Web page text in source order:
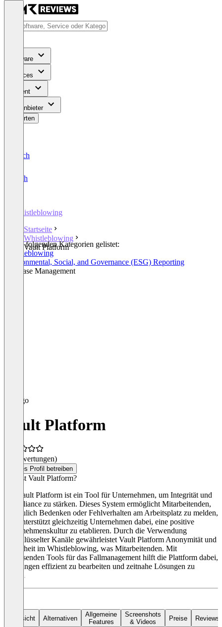
Software
Services
Content
Für Anbieter
Bewerten
Deutsch
English
Whistleblowing
Startseite
Whistleblowing
Vault Platform
In den folgenden Kategorien gelistet:
Whistleblowing
Environmental, Social, and Governance (ESG) Reporting
HR Case Management
Vault Platform
(0 Bewertungen)
Dieses Profil betreiben
Was ist Vault Platform?
Die Vault Platform ist ein Tool für Unternehmen, um Integrität und
Compliance zu stärken. Dieses System ermöglicht Mitarbeitenden,
vertraulich Bedenken oder Fehlverhalten am Arbeitsplatz zu melden,
und unterstützt gleichzeitig Unternehmen dabei, eine positive
Unternehmenskultur zu etablieren. Durch die Verwendung
verschlüsselter Kanäle gewährleistet Vault Platform Anonymität und
Sicherheit im Whistleblowing, was Mitarbeitenden. Mit
umfassenden Tools für das Fallmanagement hilft die Plattform dabei,
Meldungen effizient zu bearbeiten und zeitnahe Lösungen zu
finden.
Übersicht Alternativen
Allgemeine
Features
Screenshots
& Videos
Preise Reviews